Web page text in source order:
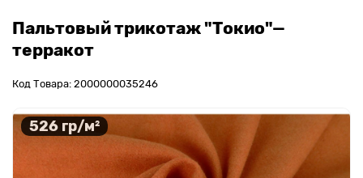
Пальтовый трикотаж "Токио"—
терракот
Код Товара: 2000000035246
526 гр/м²